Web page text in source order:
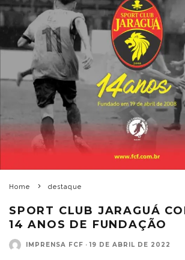
Home destaque
SPORT CLUB JARAGUÁ
14 ANOS DE FUNDAÇÃO
IMPRENSA FCF · 19 DE ABRIL DE 2022